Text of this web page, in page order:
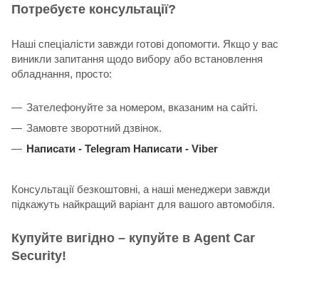
Потребуєте консультації?
Наші спеціалісти завжди готові допомогти. Якщо у вас
виникли запитання щодо вибору або встановлення
обладнання, просто:
Зателефонуйте за номером, вказаним на сайті.
Замовте зворотний дзвінок.
Написати - Telegram Написати - Viber
Консультації безкоштовні, а наші менеджери завжди
підкажуть найкращий варіант для вашого автомобіля.
Купуйте вигідно – купуйте в Agent Car
Security!